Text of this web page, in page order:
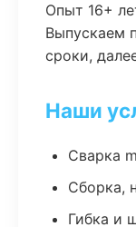
Опыт 16+
Выпускаем
сроки,
Наши
Сварка
Сборка,
Гибка и